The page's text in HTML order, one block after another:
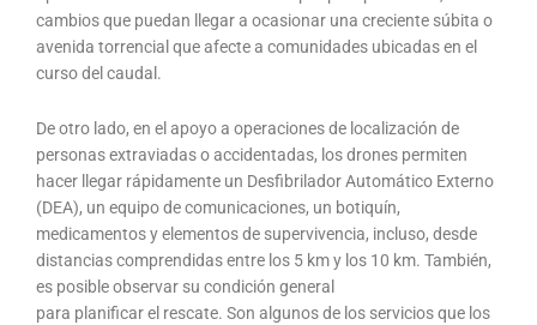
cambios que puedan llegar a ocasionar una creciente súbita o
avenida torrencial que afecte a comunidades ubicadas en el
curso del caudal.
De otro lado, en el apoyo a operaciones de localización de
personas extraviadas o accidentadas, los drones permiten
hacer llegar rápidamente un Desfibrilador Automático Externo
(DEA), un equipo de comunicaciones, un botiquín,
medicamentos y elementos de supervivencia, incluso, desde
distancias comprendidas entre los 5 km y los 10 km. También,
es posible observar su condición general
para planificar el rescate. Son algunos de los servicios que los